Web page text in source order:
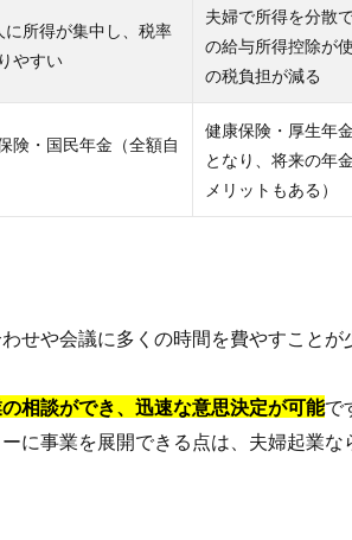
に所得が集中し、税率
やすい
夫婦で所得を分散
の給与所得控除が
の税負担が減る
険・国民年金（全額自
健康保険・厚生年
となり、将来の年
メリットもある）
せや会議に多くの時間を費やすことが
相談ができ、迅速な意思決定が可能で
に事業を展開できる点は、夫婦起業な